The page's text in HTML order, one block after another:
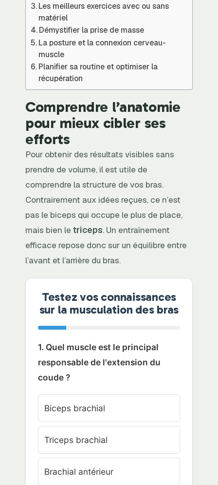
Les meilleurs exercices avec ou sans
matériel
Démystifier la prise de masse
La posture et la connexion cerveau-
muscle
Planifier sa routine et optimiser la
récupération
Comprendre l’anatomie
pour mieux cibler ses
efforts
Pour obtenir des résultats visibles sans
prendre de volume, il est utile de
comprendre la structure de vos bras.
Contrairement aux idées reçues, ce n’est
pas le biceps qui occupe le plus de place,
mais bien le triceps. Un entraînement
efficace repose donc sur un équilibre entre
l’avant et l’arrière du bras.
Testez vos connaissances
sur la musculation des bras
1. Quel muscle est le principal
responsable de l'extension du
coude ?
Biceps brachial
Triceps brachial
Brachial antérieur